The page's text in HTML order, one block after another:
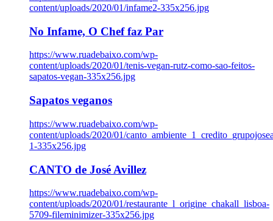
content/uploads/2020/01/infame2-335x256.jpg
No Infame, O Chef faz Par
https://www.ruadebaixo.com/wp-
content/uploads/2020/01/tenis-vegan-rutz-como-sao-feitos-
sapatos-vegan-335x256.jpg
Sapatos veganos
https://www.ruadebaixo.com/wp-
content/uploads/2020/01/
1-335x256.jpg
CANTO de José Avillez
https://www.ruadebaixo.com/wp-
content/uploads/2020/01/restaurante_l_origine_chakall_lisboa-
5709-fileminimizer-335x256.jpg